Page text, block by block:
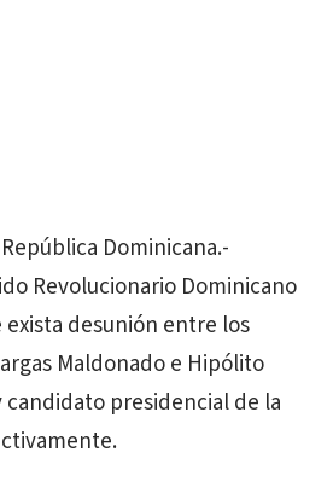
Dominicana.-
Revolucionario Dominicano
exista desunión entre los
Maldonado e Hipólito
presidencial de la